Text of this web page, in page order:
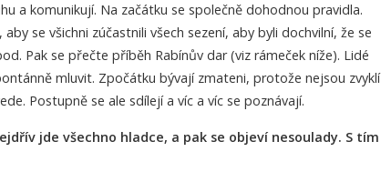
a komunikují. Na začátku se společně dohodnou pravidla.
se všichni zúčastnili všech sezení, aby byli dochvilní, že se
Pak se přečte příběh Rabínův dar (viz rámeček níže). Lidé
mluvit. Zpočátku bývají zmateni, protože nejsou zvyklí
Postupně se ale sdílejí a víc a víc se poznávají.
jde všechno hladce, a pak se objeví nesoulady. S tím